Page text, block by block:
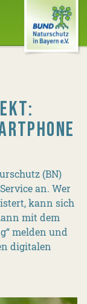
(BN)
an. Wer
kann sich
mit dem
melden und
digitalen